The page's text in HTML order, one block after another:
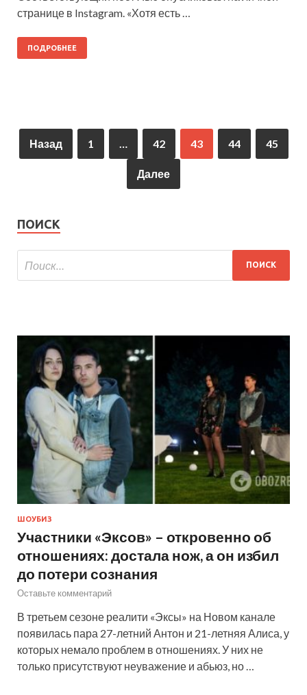
странице в Instagram. «Хотя есть …
ПОДРОБНЕЕ
Назад 1 42 43 44 45
Далее
ПОИСК
ШОУБИЗ
Участники «Эксов» – откровенно об
отношениях: достала нож, а он избил
до потери сознания
Оставьте комментарий
В третьем сезоне реалити «Эксы» на Новом канале
появилась пара 27-летний Антон и 21-летняя Алиса, у
которых немало проблем в отношениях. У них не
только присутствуют неуважение и абьюз, но …